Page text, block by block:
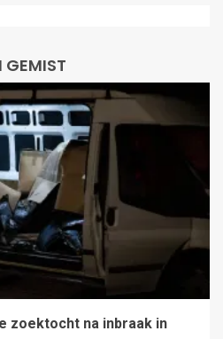
GEMIST
zoektocht na inbraak in